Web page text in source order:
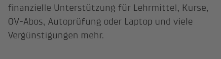
finanzielle Unterstützung für Lehrmittel, Kurse,
ÖV-Abos, Autoprüfung oder Laptop und viele
Vergünstigungen mehr.